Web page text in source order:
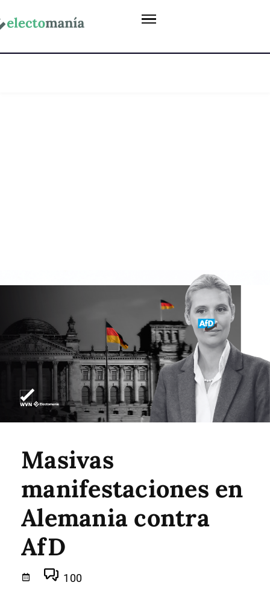
Masivas
manifestaciones en
Alemania contra
AfD
100